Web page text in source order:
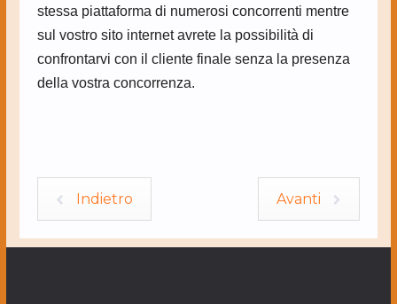
stessa piattaforma di numerosi concorrenti mentre
sul vostro sito internet avrete la possibilità di
confrontarvi con il cliente finale senza la presenza
della vostra concorrenza.
Indietro Avanti